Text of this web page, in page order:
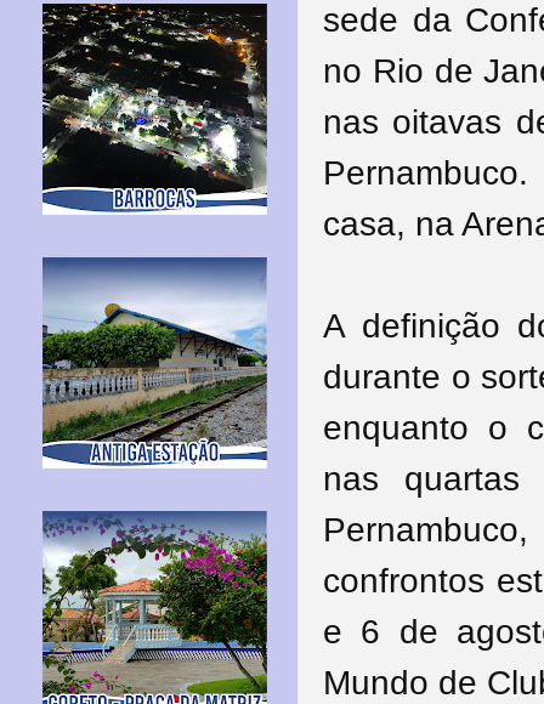
sede da
no Rio de
nas oitavas
casa, na
A definição
durante o
enquanto o
nas
confrontos
e 6 de
Mundo de